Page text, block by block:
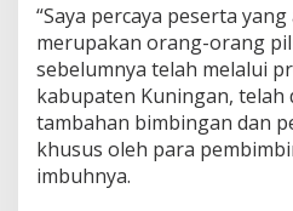
“Saya percaya peserta
merupakan orang-orang
sebelumnya telah melalui
kabupaten Kuningan, telah
tambahan bimbingan dan
khusus oleh para
imbuhnya.